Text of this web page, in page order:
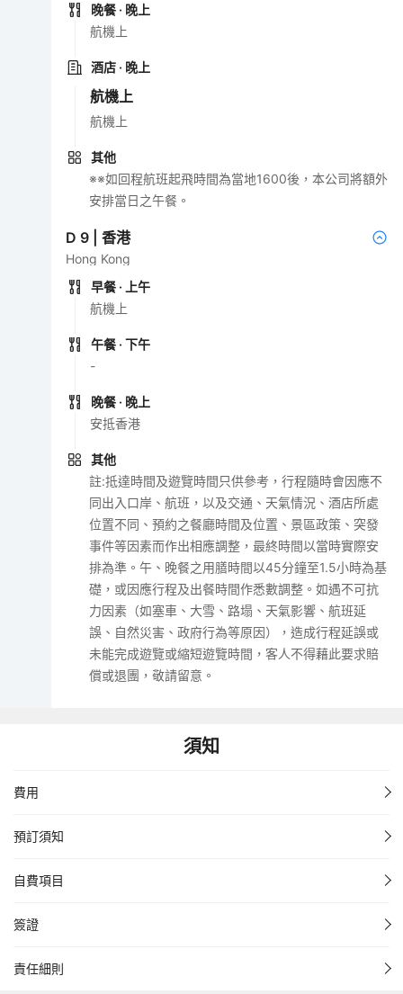
晚餐 · 晚上
航機上
酒店 · 晚上
航機上
航機上
其他
※※如回程航班起飛時間為當地1600後，本公司將額外
安排當日之午餐。
D 9 |香港
Hong Kong
早餐 · 上午
航機上
午餐 · 下午
-
晚餐 · 晚上
安抵香港
其他
註:抵達時間及遊覽時間只供參考，行程隨時會因應不
同出入口岸、航班，以及交通、天氣情況、酒店所處
位置不同、預約之餐廳時間及位置、景區政策、突發
事件等因素而作出相應調整，最終時間以當時實際安
排為準。午、晚餐之用膳時間以45分鐘至1.5小時為基
礎，或因應行程及出餐時間作悉數調整。如遇不可抗
力因素（如塞車、大雪、路塌、天氣影響、航班延
誤、自然災害、政府行為等原因），造成行程延誤或
未能完成遊覽或縮短遊覽時間，客人不得藉此要求賠
償或退團，敬請留意。
須知
費用
預訂須知
自費項目
簽證
責任細則